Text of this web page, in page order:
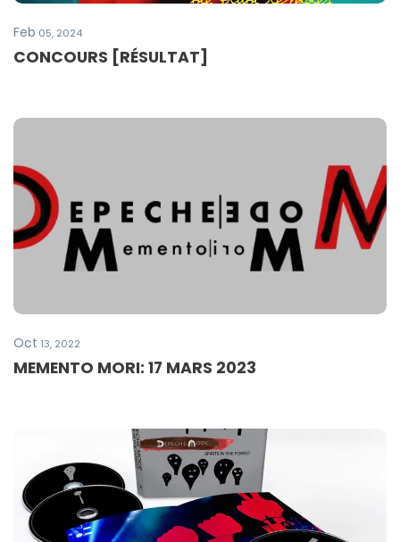
Feb 05, 2024
CONCOURS [RÉSULTAT]
Oct 13, 2022
MEMENTO MORI: 17 MARS 2023